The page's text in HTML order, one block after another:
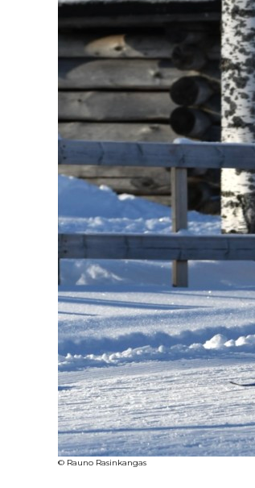
© Rauno Rasinkangas